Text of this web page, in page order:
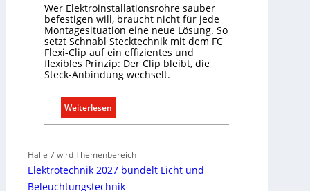
t
r
o
m
o
b
i
i
ä
t
Wer Elektroinstallationsrohre sauber
befestigen will, braucht nicht für jede
Montagesituation eine neue Lösung. So
setzt Schnabl Stecktechnik mit dem FC
Flexi-Clip auf ein effizientes und
flexibles Prinzip: Der Clip bleibt, die
Steck-Anbindung wechselt.
Weiterlesen
E
C
Halle 7 wird Themenbereich
Elektrotechnik 2027 bündelt Licht und
Beleuchtungstechnik